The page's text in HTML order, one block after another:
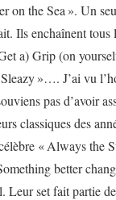
on the Sea ». Un
Ils enchaînent tous
a) Grip (on
»…. J’ai vu
pas d’avoir
classiques des
«Always the
better
Leur set fait partie